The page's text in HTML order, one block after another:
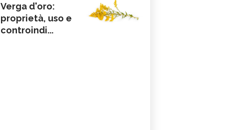
Verga d'oro:
proprietà, uso e
controindi...